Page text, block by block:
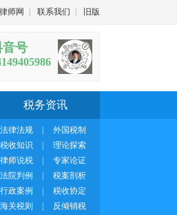
师网 联系我们 旧版
音号
税务资讯
法律法规
外国税制
税收知识
理论探索
律师说税
专家论证
法院判例
税案剖析
行政案例
税收协定
海关税则
反倾销税